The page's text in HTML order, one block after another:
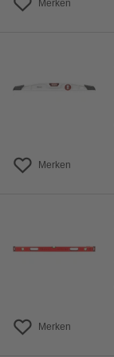
Merken
Merken
Merken